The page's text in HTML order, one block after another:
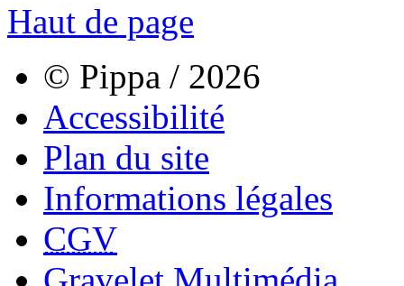
Haut de page
© Pippa / 2026
Accessibilité
Plan du site
Informations légales
CGV